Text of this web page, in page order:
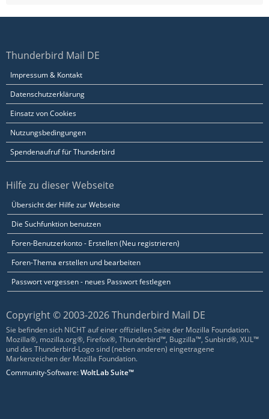
Thunderbird Mail DE
Impressum & Kontakt
Datenschutzerklärung
Einsatz von Cookies
Nutzungsbedingungen
Spendenaufruf für Thunderbird
Hilfe zu dieser Webseite
Übersicht der Hilfe zur Webseite
Die Suchfunktion benutzen
Foren-Benutzerkonto - Erstellen (Neu registrieren)
Foren-Thema erstellen und bearbeiten
Passwort vergessen - neues Passwort festlegen
Copyright © 2003-2026 Thunderbird Mail DE
Sie befinden sich NICHT auf einer offiziellen Seite der Mozilla Foundation.
Mozilla®, mozilla.org®, Firefox®, Thunderbird™, Bugzilla™, Sunbird®, XUL™
und das Thunderbird-Logo sind (neben anderen) eingetragene
Markenzeichen der Mozilla Foundation.
Community-Software:WoltLab Suite™